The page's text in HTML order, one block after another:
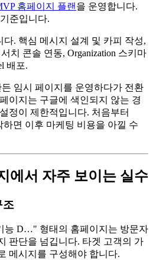
홈페이지 플랜 을 운영합니다.
준입니다.
. 핵심 메시지 설계 및 카피 작성,
치 콘솔 연동, Organization 스키마
배포.
임시 페이지를 운영하다가 전환
이지는 구글에 색인되지 않는 경
정이 제한적입니다. 처음부터
하면 이후 마케팅 비용을 아낄 수
에서 자주 보이는 실수
조
능 D…" 형태의 홈페이지는 방문자
판단을 넘깁니다. 타겟 고객의 가
메시지를 구성해야 합니다.